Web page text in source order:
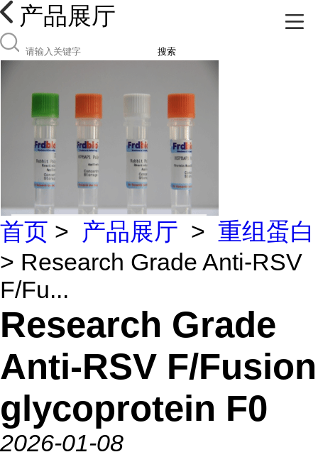
产品展厅
搜索
首页 > 产品展厅 > 重组蛋白
> Research Grade Anti-RSV
F/Fu...
Research Grade
Anti-RSV F/Fusion
glycoprotein F0
2026-01-08